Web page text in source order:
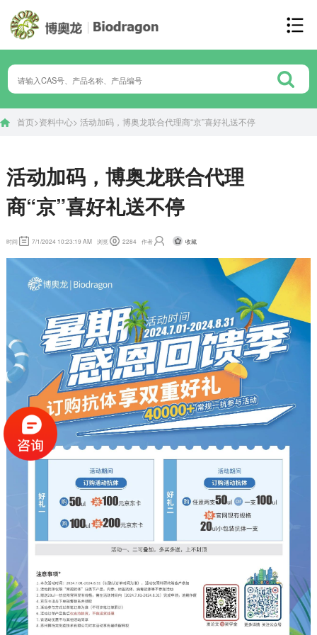
首页>资料中心> 活动加码，博奥龙联合代理商“京”喜好礼送不停
活动加码，博奥龙联合代理
商“京”喜好礼送不停
时间 7/1/2024 10:23:19 AM 浏览 2284 作者 收藏